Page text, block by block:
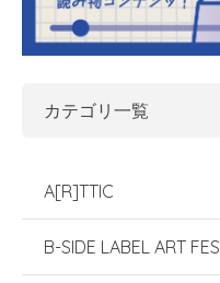
カテゴリ一覧
A[R]TTIC
B-SIDE LABEL ART FES